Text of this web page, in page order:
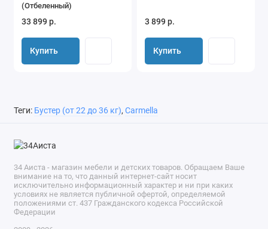
(Отбеленный)
33 899 р.
Купить
3 899 р.
Купить
Теги: Бустер (от 22 до 36 кг), Carmella
34 Аиста - магазин мебели и детских товаров. Обращаем Ваше
внимание на то, что данный интернет-сайт носит
исключительно информационный характер и ни при каких
условиях не является публичной офертой, определяемой
положениями ст. 437 Гражданского кодекса Российской
Федерации